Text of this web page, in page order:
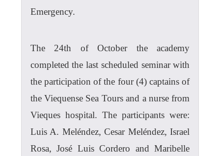
Emergency.
The 24th of October the academy
completed the last scheduled seminar with
the participation of the four (4) captains of
the Viequense Sea Tours and a nurse from
Vieques hospital. The participants were:
Luis A. Meléndez, Cesar Meléndez, Israel
Rosa, José Luis Cordero and Maribelle